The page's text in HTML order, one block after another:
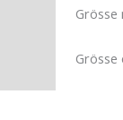
Grösse
Grösse